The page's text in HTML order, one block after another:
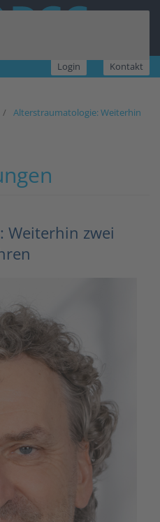
Login Kontakt
Alterstraumatologie: Weiterhin
Weiterhin zwei